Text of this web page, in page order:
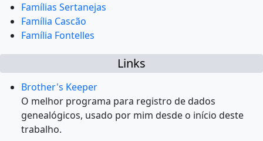
Famílias Sertanejas
Família Cascão
Família Fontelles
Links
Brother's Keeper
O melhor programa para registro de dados
genealógicos, usado por mim desde o início deste
trabalho.